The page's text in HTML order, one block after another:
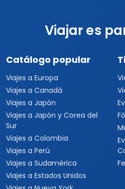
Viajar es
Catálogo popular
Viajes a Europa
Viajes a Canadá
Viajes a Japón
Viajes a Japón y Corea del
Sur
Viajes a Colombia
Viajes a Perú
Viajes a Sudamérica
Viajes a Estados Unidos